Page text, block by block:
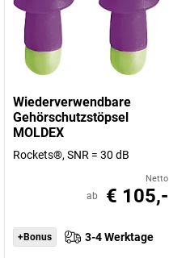
Wiederverwendbare
Gehörschutzstöpsel
MOLDEX
Rockets®, SNR = 30 dB
Netto
ab € 105,-
+Bonus 3-4 Werktage